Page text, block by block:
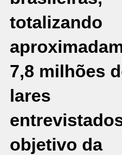
totalizando
7,8 milhões
lares
objetivo da